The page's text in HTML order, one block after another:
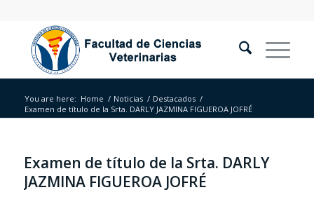
You are here: Home / Noticias / Destacados /
Examen de título de la Srta. DARLY JAZMINA FIGUEROA JOFRÉ
Examen de título de la Srta. DARLY
JAZMINA FIGUEROA JOFRÉ